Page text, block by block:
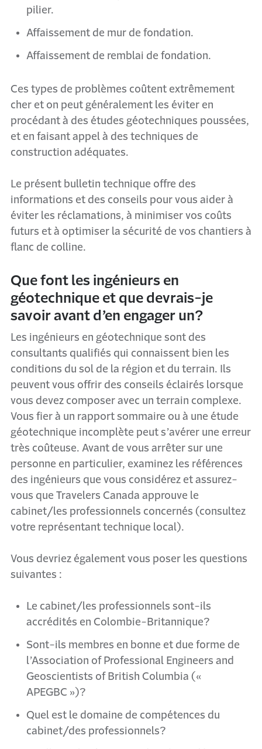
pilier.
Affaissement de mur de fondation.
Affaissement de remblai de fondation.
Ces types de problèmes coûtent extrêmement
cher et on peut généralement les éviter en
procédant à des études géotechniques poussées,
et en faisant appel à des techniques de
construction adéquates.
Le présent bulletin technique offre des
informations et des conseils pour vous aider à
éviter les réclamations, à minimiser vos coûts
futurs et à optimiser la sécurité de vos chantiers à
flanc de colline.
Que font les ingénieurs en
géotechnique et que devrais-je
savoir avant d’en engager un?
Les ingénieurs en géotechnique sont des
consultants qualifiés qui connaissent bien les
conditions du sol de la région et du terrain. Ils
peuvent vous offrir des conseils éclairés lorsque
vous devez composer avec un terrain complexe.
Vous fier à un rapport sommaire ou à une étude
géotechnique incomplète peut s’avérer une erreur
très coûteuse. Avant de vous arrêter sur une
personne en particulier, examinez les références
des ingénieurs que vous considérez et assurez-
vous que Travelers Canada approuve le
cabinet/les professionnels concernés (consultez
votre représentant technique local).
Vous devriez également vous poser les questions
suivantes :
Le cabinet/les professionnels sont-ils
accrédités en Colombie-Britannique?
Sont-ils membres en bonne et due forme de
l’Association of Professional Engineers and
Geoscientists of British Columbia («
APEGBC »)?
Quel est le domaine de compétences du
cabinet/des professionnels?